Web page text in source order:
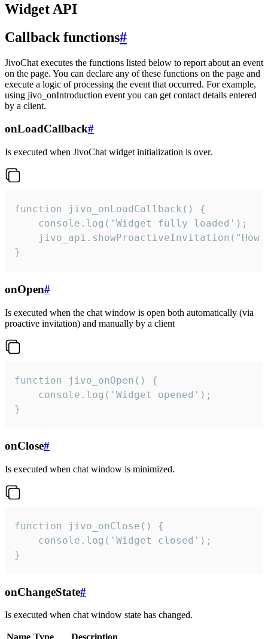
Widget API
Callback functions#
JivoChat executes the functions listed below to report about an event
on the page. You can declare any of these functions on the page and
execute a logic of processing the event that occurred. For example,
using jivo_onIntroduction event you can get contact details entered
by a client.
onLoadCallback#
Is executed when JivoChat widget initialization is over.
function jivo_onLoadCallback() {
    console.log('Widget fully loaded');
jivo_api.showProactiveInvitation("How
}
onOpen#
Is executed when the chat window is open both automatically (via
proactive invitation) and manually by a client
function jivo_onOpen() {
    console.log('Widget opened');
}
onClose#
Is executed when chat window is minimized.
function jivo_onClose() {
    console.log('Widget closed');
}
onChangeState#
Is executed when chat window state has changed.